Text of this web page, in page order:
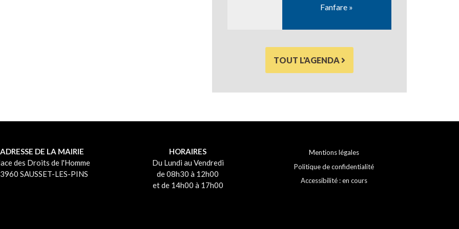
Fanfare »
TOUT L'AGENDA
ADRESSE DE LA MAIRIE
des Droits de l'Homme
SAUSSET-LES-PINS
HORAIRES
Du Lundi au Vendredi
de 08h30 à 12h00
et de 14h00 à 17h00
Mentions légales
Politique de confidentialité
Accessibilité : en cours